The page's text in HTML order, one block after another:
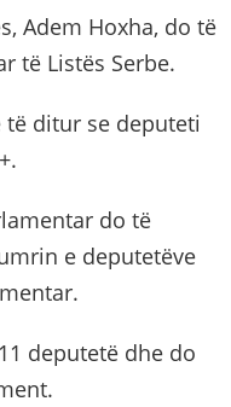
Adem Hoxha, do të
të Listës Serbe.
ditur se deputeti
do të
e deputetëve
deputetë dhe do